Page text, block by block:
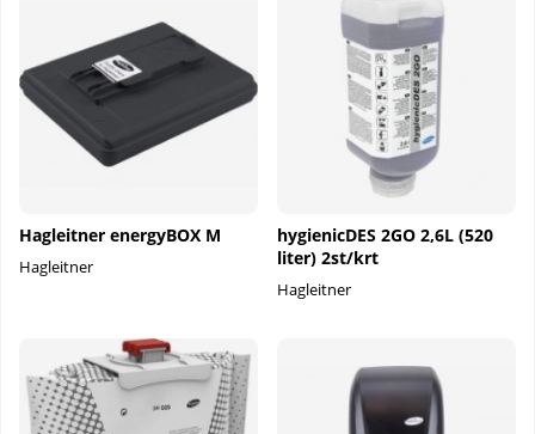
Hagleitner energyBOX M
Hagleitner
hygienicDES 2GO 2,6L (520
liter) 2st/krt
Hagleitner